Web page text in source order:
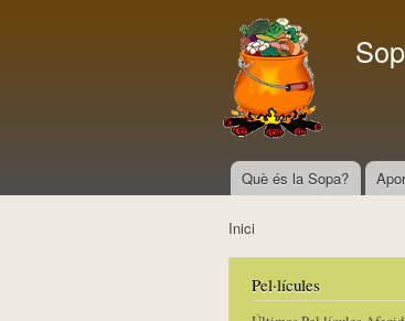
Menú principal
Què és la Sopa?
Inici
Pel·lícules